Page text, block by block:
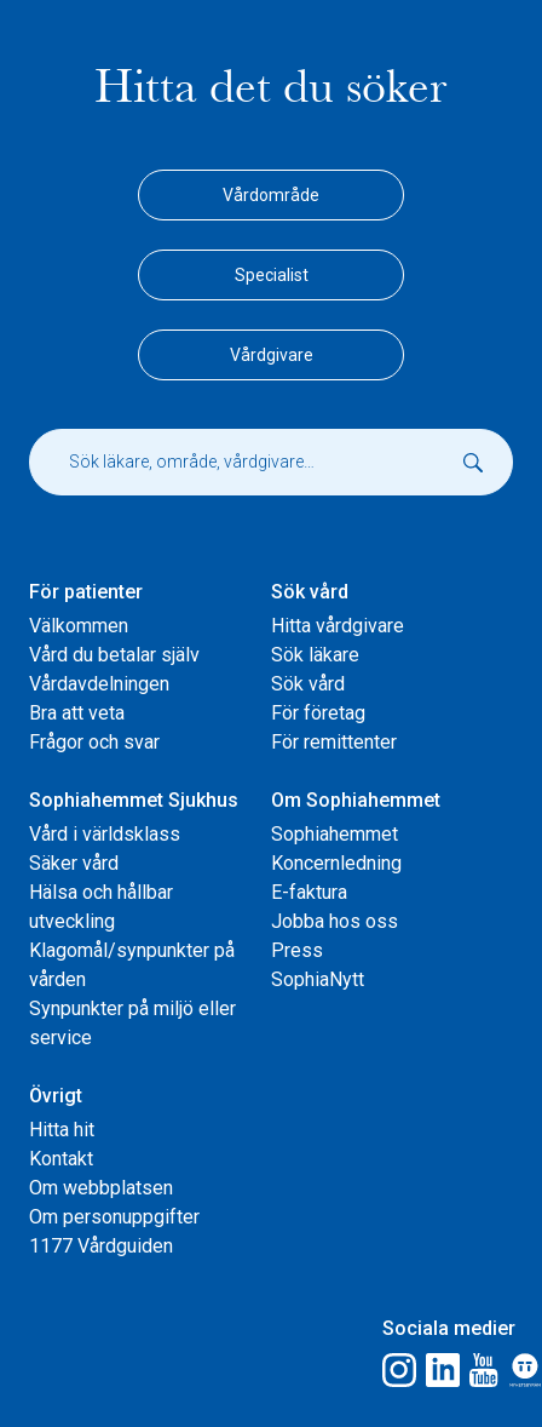
Hitta det du söker
Vårdområde
Specialist
Vårdgivare
För patienter
Välkommen
Vård du betalar själv
Vårdavdelningen
Bra att veta
Frågor och svar
Sök vård
Hitta vårdgivare
Sök läkare
Sök vård
För företag
För remittenter
Sophiahemmet Sjukhus
Vård i världsklass
Säker vård
Hälsa och hållbar
utveckling
Klagomål/synpunkter på
vården
Synpunkter på miljö eller
service
Om Sophiahemmet
Sophiahemmet
Koncernledning
E-faktura
Jobba hos oss
Press
SophiaNytt
Övrigt
Hitta hit
Kontakt
Om webbplatsen
Om personuppgifter
1177 Vårdguiden
Sociala medier